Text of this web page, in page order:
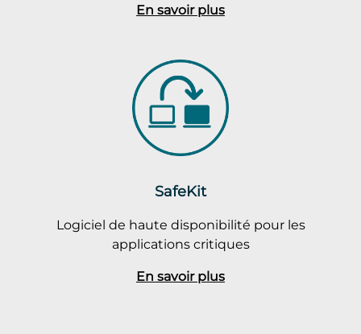
En savoir plus
SafeKit
Logiciel de haute disponibilité pour les
applications critiques
En savoir plus